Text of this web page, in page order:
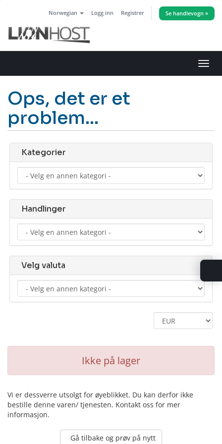
Norwegian Logg inn Registrer Se handlevogn »
Bytt
Ops, det er et
problem...
Kategorier
Handlinger
Velg valuta
Ikke på lager
Vi er dessverre utsolgt for øyeblikket. Du kan derfor ikke
bestille denne varen/ tjenesten. Kontakt oss for mer
informasjon.
Gå tilbake og prøv på nytt